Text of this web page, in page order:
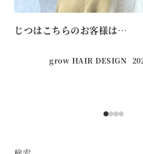
じつはこちらのお客様は…
grow HAIR DESIGN 投